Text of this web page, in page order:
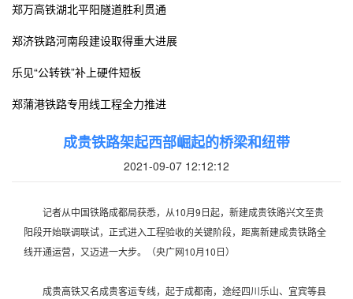
郑万高铁湖北平阳隧道胜利贯通
郑济铁路河南段建设取得重大进展
乐见“公转铁”补上硬件短板
郑蒲港铁路专用线工程全力推进
成贵铁路架起西部崛起的桥梁和纽带
2021-09-07 12:12:12
记者从中国铁路成都局获悉，从10月9日起，新建成贵铁路兴文至贵
阳段开始联调联试，正式进入工程验收的关键阶段，距离新建成贵铁路全
线开通运营，又迈进一大步。（央广网10月10日）
成贵高铁又名成贵客运专线，起于成都南，途经四川乐山、宜宾等县